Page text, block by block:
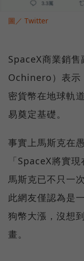
圖／ Twitter
SpaceX商業銷售
Ochinero）表示
密貨幣在地球軌
易奠定基礎。
事實上馬斯克在
「SpaceX將實
馬斯克已不只一
此網友僅認為是
狗幣大漲，沒想
畫。